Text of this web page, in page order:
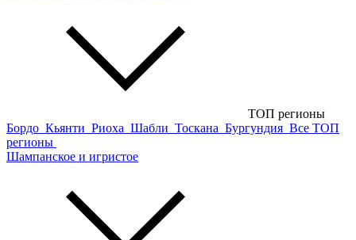
ТОП регионы
Бордо Кьянти Риоха Шабли Тоскана Бургундия Все ТОП
регионы
Шампанское и игристое